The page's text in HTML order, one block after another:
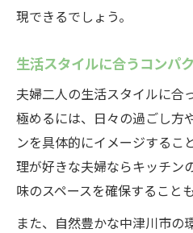
現できるでしょう。
生活スタイルに合うコンパ
夫婦二人の生活スタイルに合
極めるには、日々の過ごし方
ンを具体的にイメージするこ
理が好きな夫婦ならキッチン
味のスペースを確保すること
また、自然豊かな中津川市の